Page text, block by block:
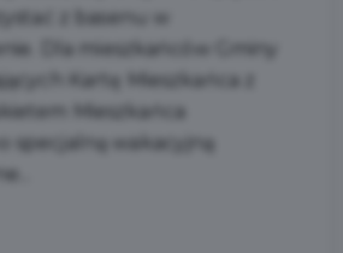
z basenu w
Dla mieszkańców Gminy
Kartę Mieszkańca z
Mieszkańca
specjalną wakacyjną